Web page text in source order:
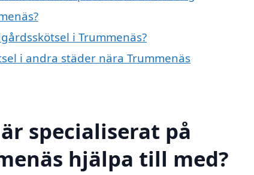
i Trummenäs?
i andra städer nära Trummenäs
specialiserat på
hjälpa till med?